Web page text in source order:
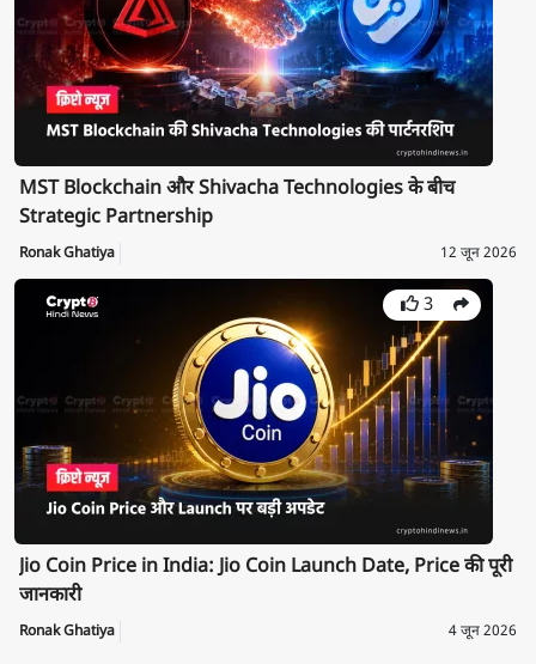
MST Blockchain और Shivacha Technologies के बीच
Strategic Partnership
Ronak Ghatiya 12 जून 2026
3
Jio Coin Price in India: Jio Coin Launch Date, Price की पूरी
जानकारी
Ronak Ghatiya 4 जून 2026